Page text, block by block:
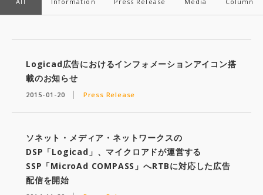
Logicad広告におけるインフォメーションアイコン搭
載のお知らせ
2015-01-20 Press Release
ソネット・メディア・ネットワークスの
DSP「Logicad」、マイクロアドが運営する
SSP「MicroAd COMPASS」へRTBに対応した広告
配信を開始